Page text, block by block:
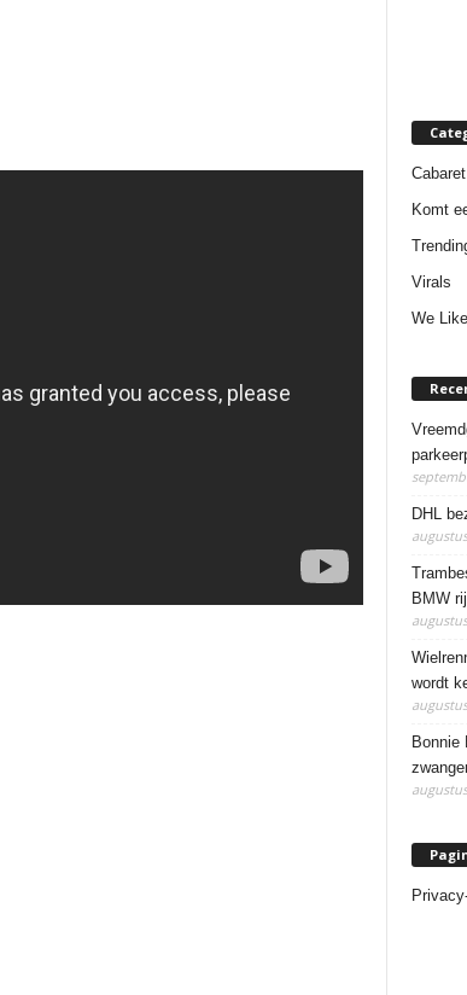
Komt
Virals
We
DHL
BMW
wordt
Bonnie